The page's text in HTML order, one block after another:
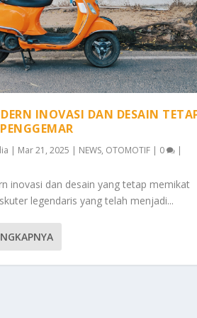
INOVASI DAN DESAIN
| Mar 21, 2025 | NEWS, OTOMOTIF | 0 |
inovasi dan desain yang tetap memikat
legendaris yang telah menjadi...